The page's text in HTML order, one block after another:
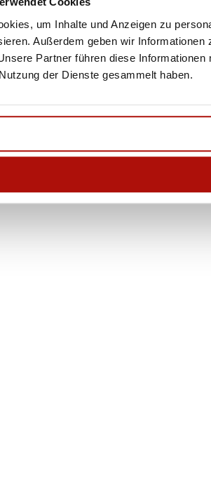
um Inhalte und Anzeigen zu
Außerdem geben wir
Partner führen diese
der Dienste gesammelt haben.